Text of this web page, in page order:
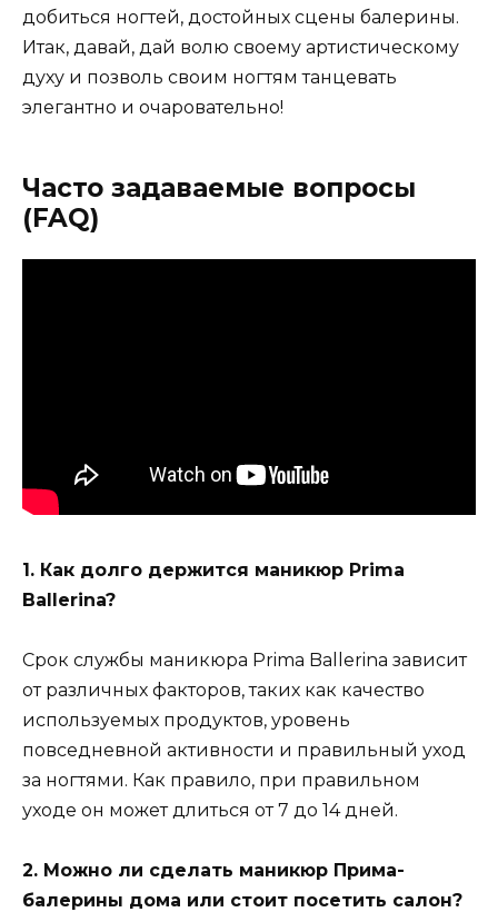
добиться ногтей, достойных сцены балерины.
Итак, давай, дай волю своему артистическому
духу и позволь своим ногтям танцевать
элегантно и очаровательно!
Часто задаваемые вопросы
(FAQ)
1. Как долго держится маникюр Prima
Ballerina?
Срок службы маникюра Prima Ballerina зависит
от различных факторов, таких как качество
используемых продуктов, уровень
повседневной активности и правильный уход
за ногтями. Как правило, при правильном
уходе он может длиться от 7 до 14 дней.
2. Можно ли сделать маникюр Прима-
балерины дома или стоит посетить салон?